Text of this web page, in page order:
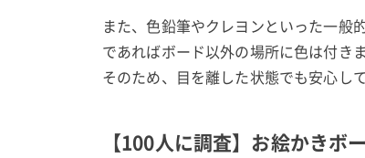
また、色鉛筆やクレヨンといった一般
であればボード以外の場所に色は付きま
そのため、目を離した状態でも安心し
【100人に調査】お絵かきボ